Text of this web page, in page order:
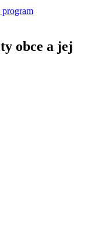
obce a jej